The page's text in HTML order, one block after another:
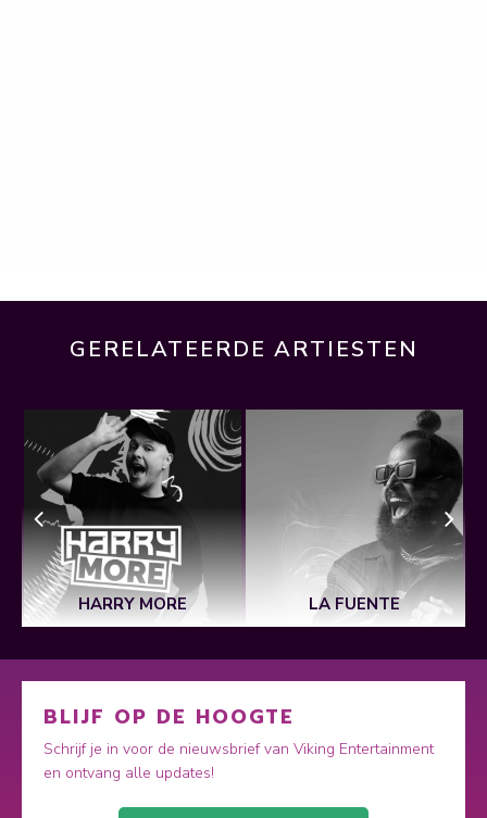
GERELATEERDE ARTIESTEN
HARRY MORE LA FUENTE
BLIJF OP DE HOOGTE
Schrijf je in voor de nieuwsbrief van Viking Entertainment
en ontvang alle updates!